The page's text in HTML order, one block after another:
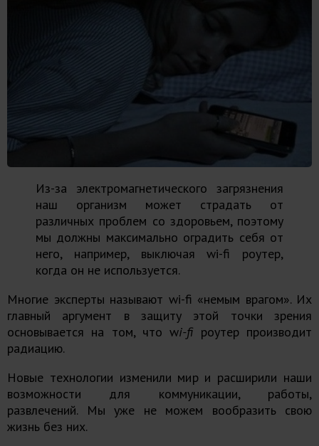
Из-за электромагнетического загрязнения
наш организм может страдать от
различных проблем со здоровьем, поэтому
мы должны максимально оградить себя от
него, например, выключая wi-fi роутер,
когда он не используется.
Многие эксперты называют wi-fi «немым врагом». Их
главный аргумент в защиту этой точки зрения
основывается на том, что wi-fi роутер производит
радиацию.
Новые технологии изменили мир и расширили наши
возможности для коммуникации, работы,
развлечений. Мы уже не можем вообразить свою
жизнь без них.